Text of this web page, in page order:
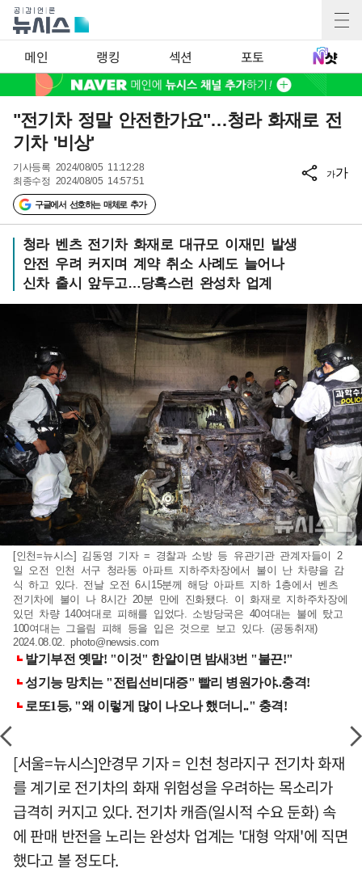
메인 랭킹 섹션 포토
"전기차 정말 안전한가요"…청라 화재로 전
기차 '비상'
기사등록 2024/08/05 11:12:28
최종수정 2024/08/05 14:57:51
구글에서 선호하는 매체로 추가
가가
청라 벤츠 전기차 화재로 대규모 이재민 발생
안전 우려 커지며 계약 취소 사례도 늘어나
신차 출시 앞두고…당혹스런 완성차 업계
[인천=뉴시스] 김동영 기자 = 경찰과 소방 등 유관기관 관계자들이 2
일 오전 인천 서구 청라동 아파트 지하주차장에서 불이 난 차량을 감
식 하고 있다. 전날 오전 6시15분께 해당 아파트 지하 1층에서 벤츠
전기차에 불이 나 8시간 20분 만에 진화됐다. 이 화재로 지하주차장에
있던 차량 140여대로 피해를 입었다. 소방당국은 40여대는 불에 탔고
100여대는 그을림 피해 등을 입은 것으로 보고 있다. (공동취재)
2024.08.02.photo@newsis.com
[서울=뉴시스]안경무 기자 = 인천 청라지구 전기차 화재
를 계기로 전기차의 화재 위험성을 우려하는 목소리가
급격히 커지고 있다. 전기차 캐즘(일시적 수요 둔화) 속
에 판매 반전을 노리는 완성차 업계는 '대형 악재'에 직면
했다고 볼 정도다.